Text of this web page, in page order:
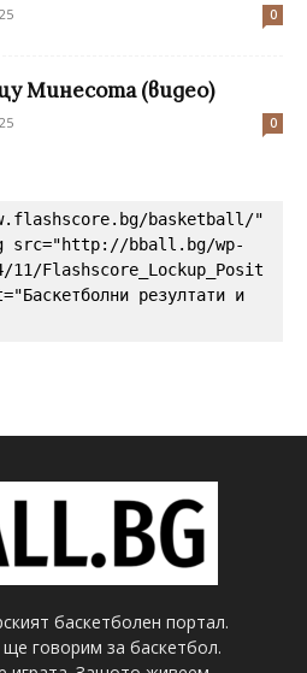
0
Минесота (видео)
0
basketball/"
src="http://bball.bg/wp-
11/Flashscore_Lockup_Posit
резултати и
баскетболен портал.
говорим за баскетбол.